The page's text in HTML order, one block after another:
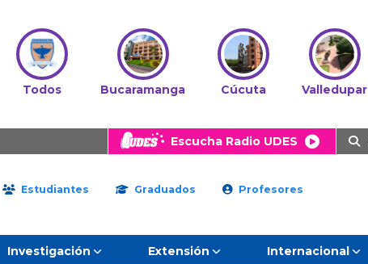
Todos Bucaramanga Cúcuta Valledupar
Escucha Radio UDES
Estudiantes Graduados Profesores
Investigación Extensión Internacional